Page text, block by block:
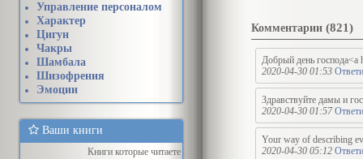
Управление персоналом
Характер
Цигун
Чакры
Шамбала
Шизофрения
Эмоции
Ваши книги
Книги которые читаете
Комментарии (821)
Добрый день
2020-04-30 01:53
Здравствуйте дамы и
2020-04-30 01:57
Your way of describing
2020-04-30 05:12